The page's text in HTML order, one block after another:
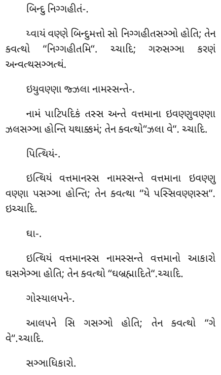
બિન્દુ નિગ્ગહીતં-.
ય્વાયં વણ્ણે બિન્દુમત્તો સો નિગ્ગહીતસઞ્ઞો હોતિ; તેન
ક્વત્થો ‘‘નિગ્ગહીતમિ‘‘. ચ્ચાદિ; ગરુસઞ્ઞા કરણં
અન્વત્થસઞ્ઞત્થં.
ઇયુવણ્ણા જ્ઝલા નામસ્સન્તે-.
નામં પાટિપદિકં તસ્સ અન્તે વત્તમાના ઇવણ્ણુવણ્ણા
ઝલસઞ્ઞા હોન્તિ યથાક્કમં; તેન ક્વત્થો‘‘ઝલા વે‘‘. ચ્ચાદિ.
પિત્થિયં-.
ઇત્થિયં વત્તમાનસ્સ નામસ્સન્તે વત્તમાના ઇવણ્ણુ
વણ્ણા પસઞ્ઞા હોન્તિ; તેન ક્વત્થા ‘‘યે પસ્સિવણ્ણસ્સ‘‘.
ઇચ્ચાદિ.
ઘા-.
ઇત્થિયં વત્તમાનસ્સ નામસ્સન્તે વત્તમાનો આકારો
ઘસઞેઞ્ઞા હોતિ; તેન ક્વત્થો ‘‘ઘબ્રહ્માદિતે‘‘.ચ્ચાદિ.
ગોસ્યાલપને-.
આલપને સિ ગસઞ્ઞો હોતિ; તેન ક્વત્થો ‘‘ગે
વે‘‘.ચ્ચાદિ.
સઞ્ઞાધિકારો.